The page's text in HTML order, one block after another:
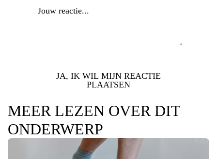
JA, IK WIL MIJN REACTIE
PLAATSEN
MEER LEZEN OVER DIT
ONDERWERP